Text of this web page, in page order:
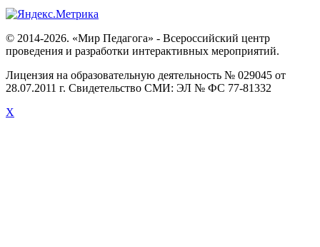
© 2014-2026. «Мир Педагога» - Всероссийский центр
проведения и разработки интерактивных мероприятий.
Лицензия на образовательную деятельность № 029045 от
28.07.2011 г. Свидетельство СМИ: ЭЛ № ФС 77-81332
X